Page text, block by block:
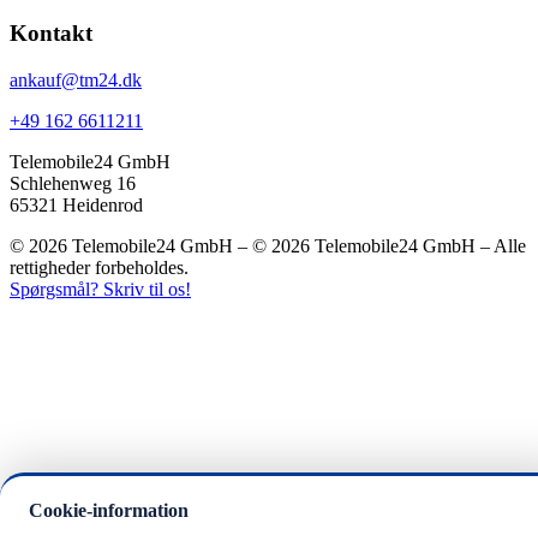
Kontakt
ankauf@tm24.dk
+49 162 6611211
Telemobile24 GmbH
Schlehenweg 16
65321 Heidenrod
© 2026 Telemobile24 GmbH – © 2026 Telemobile24 GmbH – Alle
rettigheder forbeholdes.
Spørgsmål? Skriv til os!
Cookie-information